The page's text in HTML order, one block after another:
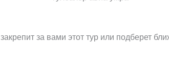
за вами этот тур или подберет